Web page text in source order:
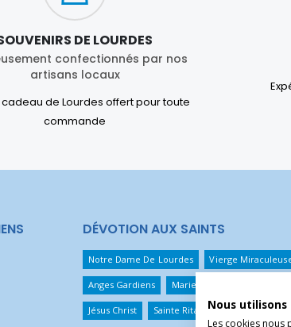
DE LOURDES
confectionnés par nos
artisans locaux
cadeau de Lourdes offert pour toute
commande
DÉVOTION AUX SAINTS
Notre Dame De Lourdes Vierge
Anges Gardiens Marie Qui Défait Les Noeuds
Jésus Christ Sainte Rita Sainte Thérèse
Nous utilisons
Les cookies nous